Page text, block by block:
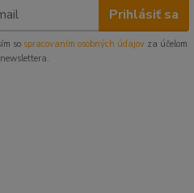
Prihlásiť sa
so spracovaním osobných údajov za účelom